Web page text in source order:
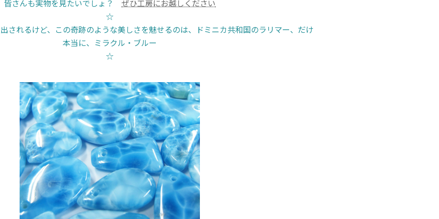
皆さんも実物を見たいでしょ？ ぜひ工房にお越しください
☆
されるけど、この奇跡のような美しさを魅せるのは、ドミニカ共和国のラリマー、だけ
本当に、ミラクル・ブルー
☆